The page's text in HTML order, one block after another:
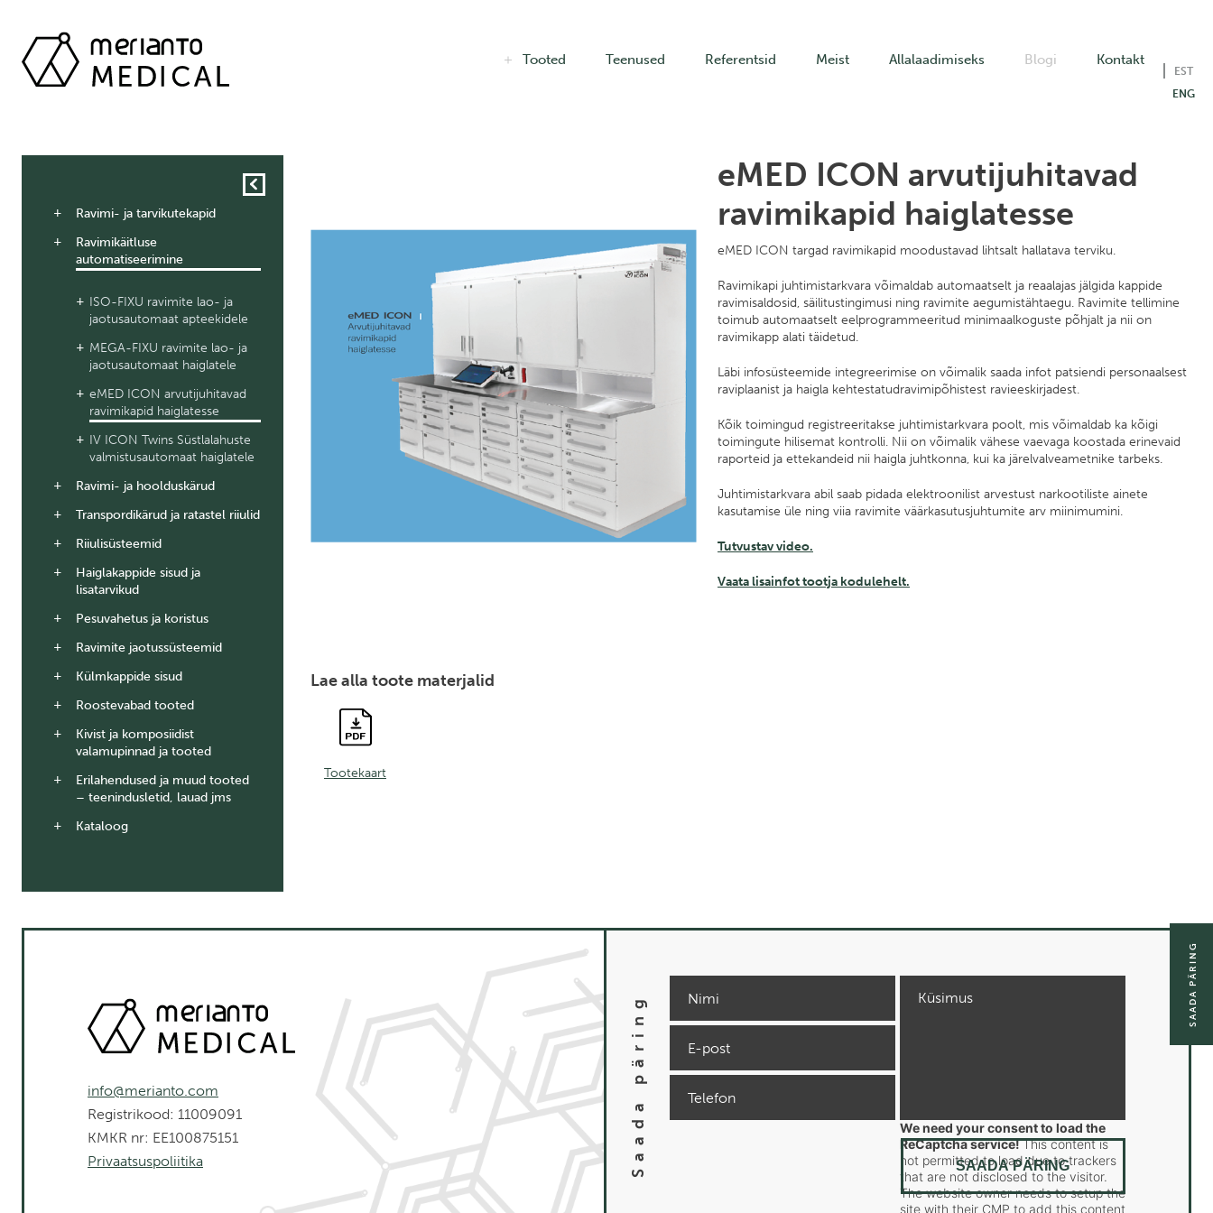
Tooted Teenused Referentsid Meist Allalaadimiseks Blogi Kontakt
EST
ENG
Ravimi- ja tarvikutekapid
Ravimikäitluse
automatiseerimine
ISO-FIXU ravimite lao- ja
jaotusautomaat apteekidele
MEGA-FIXU ravimite lao- ja
jaotusautomaat haiglatele
eMED ICON arvutijuhitavad
ravimikapid haiglatesse
IV ICON Twins Süstlalahuste
valmistusautomaat haiglatele
Ravimi- ja hoolduskärud
Transpordikärud ja ratastel riiulid
Riiulisüsteemid
Haiglakappide sisud ja
lisatarvikud
Pesuvahetus ja koristus
Ravimite jaotussüsteemid
Külmkappide sisud
Roostevabad tooted
Kivist ja komposiidist
valamupinnad ja tooted
Erilahendused ja muud tooted
– teenindusletid, lauad jms
Kataloog
eMED ICON arvutijuhitavad
ravimikapid haiglatesse
eMED ICON targad ravimikapid moodustavad lihtsalt hallatava terviku.
Ravimikapi juhtimistarkvara võimaldab automaatselt ja reaalajas jälgida kappide
ravimisaldosid, säilitustingimusi ning ravimite aegumistähtaegu. Ravimite tellimine
toimub automaatselt eelprogrammeeritud minimaalkoguste põhjalt ja nii on
ravimikapp alati täidetud.
Läbi infosüsteemide integreerimise on võimalik saada infot patsiendi personaalsest
raviplaanist ja haigla kehtestatudravimipõhistest ravieeskirjadest.
Kõik toimingud registreeritakse juhtimistarkvara poolt, mis võimaldab ka kõigi
toimingute hilisemat kontrolli. Nii on võimalik vähese vaevaga koostada erinevaid
raporteid ja ettekandeid nii haigla juhtkonna, kui ka järelvalveametnike tarbeks.
Juhtimistarkvara abil saab pidada elektroonilist arvestust narkootiliste ainete
kasutamise üle ning viia ravimite väärkasutusjuhtumite arv miinimumini.
Tutvustav video.
Vaata lisainfot tootja kodulehelt.
Lae alla toote materjalid
Tootekaart
info@merianto.com
Registrikood: 11009091
KMKR nr: EE100875151
Privaatsuspoliitika
Saada päring
We need your consent to load the
ReCaptcha service!This content is
not permitted to load due to trackers
that are not disclosed to the visitor.
The website owner needs to setup the
site with their CMP to add this content
SAADA PÄRING